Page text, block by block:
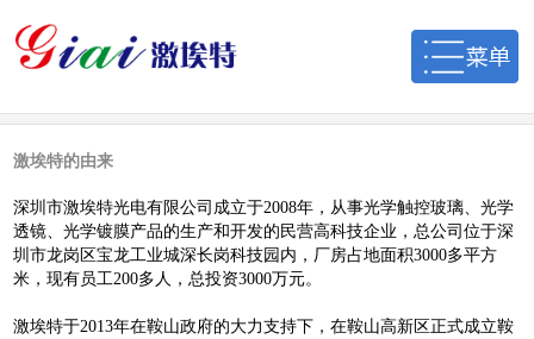
激埃特的由来
深圳市激埃特光电有限公司成立于2008年，从事光学触控玻璃、光学
透镜、光学镀膜产品的生产和开发的民营高科技企业，总公司位于深
圳市龙岗区宝龙工业城深长岗科技园内，厂房占地面积3000多平方
米，现有员工200多人，总投资3000万元。
激埃特于2013年在鞍山政府的大力支持下，在鞍山高新区正式成立鞍